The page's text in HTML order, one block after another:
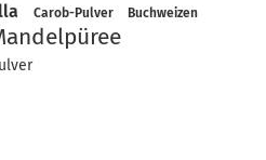
Carob-Pulver Buchweizen